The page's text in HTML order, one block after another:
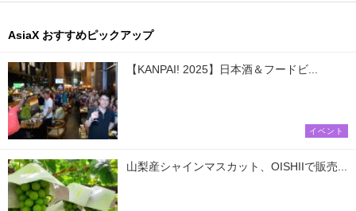
AsiaX おすすめピックアップ
【KANPAI! 2025】日本酒＆フードビ...
イベント
山梨産シャインマスカット、OISHIIで販売...